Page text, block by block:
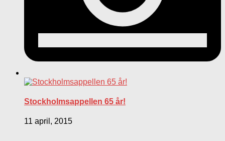
Stockholmsappellen 65 år!
11 april, 2015